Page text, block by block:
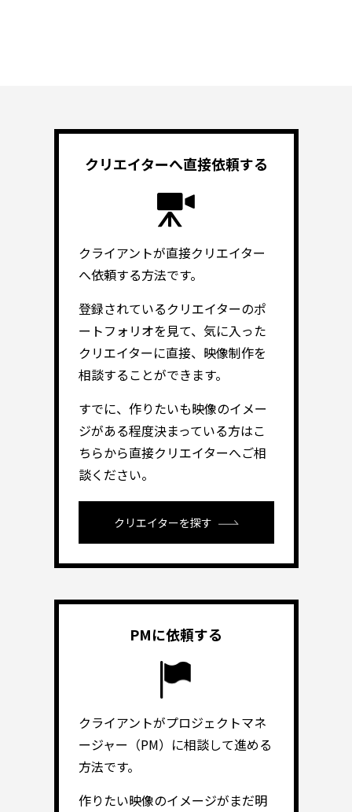
クリエイターへ直接依頼する
クライアントが直接クリエイター
へ依頼する方法です。
登録されているクリエイターのポ
ートフォリオを見て、気に入った
クリエイターに直接、映像制作を
相談することができます。
すでに、作りたいも映像のイメー
ジがある程度決まっている方はこ
ちらから直接クリエイターへご相
談ください。
クリエイターを探す
PMに依頼する
クライアントがプロジェクトマネ
ージャー（PM）に相談して進める
方法です。
作りたい映像のイメージがまだ明